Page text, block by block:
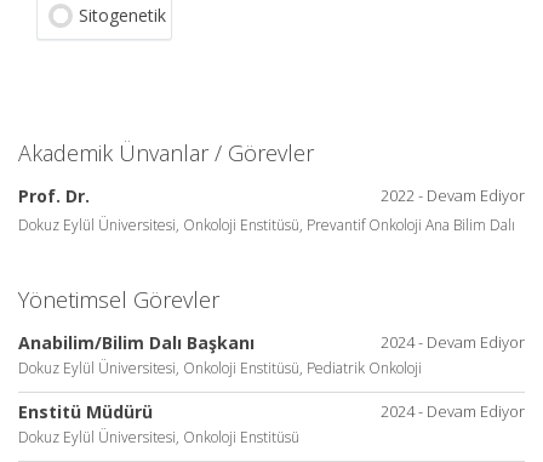
Sitogenetik
Akademik Ünvanlar / Görevler
2022 - Devam Ediyor
Prof. Dr.
Dokuz Eylül Üniversitesi, Onkoloji Enstitüsü, Prevantif Onkoloji Ana Bilim Dalı
Yönetimsel Görevler
2024 - Devam Ediyor
Anabilim/Bilim Dalı Başkanı
Dokuz Eylül Üniversitesi, Onkoloji Enstitüsü, Pediatrik Onkoloji
2024 - Devam Ediyor
Enstitü Müdürü
Dokuz Eylül Üniversitesi, Onkoloji Enstitüsü